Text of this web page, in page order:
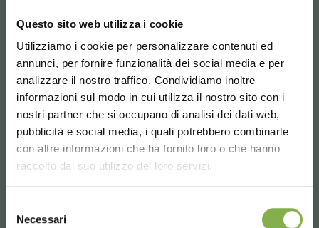
Questo sito web utilizza i cookie
Utilizziamo i cookie per personalizzare contenuti ed
annunci, per fornire funzionalità dei social media e per
analizzare il nostro traffico. Condividiamo inoltre
informazioni sul modo in cui utilizza il nostro sito con i
nostri partner che si occupano di analisi dei dati web,
pubblicità e social media, i quali potrebbero combinarle
con altre informazioni che ha fornito loro o che hanno
raccolto dal suo utilizzo dei loro servizi.
delNecessari
Carrillo expositor con macetas
Choose the country you are in and your
language for a better browsing experience